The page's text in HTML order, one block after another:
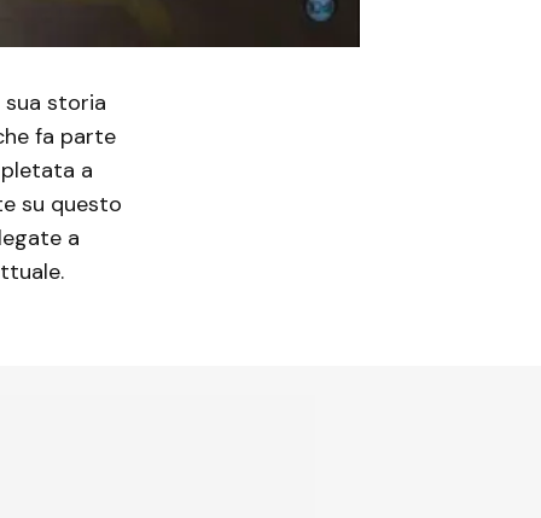
storia
fa parte
a
su questo
a